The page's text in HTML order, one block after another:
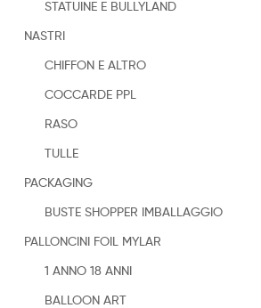
STATUINE E BULLYLAND
NASTRI
CHIFFON E ALTRO
COCCARDE PPL
RASO
TULLE
PACKAGING
BUSTE SHOPPER IMBALLAGGIO
PALLONCINI FOIL MYLAR
1 ANNO 18 ANNI
BALLOON ART